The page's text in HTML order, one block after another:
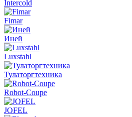
Intercold
Fimar
Иней
Luxstahl
Тулаторгтехника
Robot-Coupe
JOFEL